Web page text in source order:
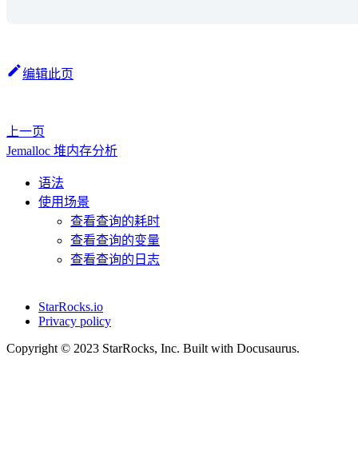
编辑此页
上一页
Jemalloc 堆内存分析
语法
使用场景
查看查询的耗时
查看查询的变量
查看查询的日志
StarRocks.io
Privacy policy
Copyright © 2023 StarRocks, Inc. Built with Docusaurus.